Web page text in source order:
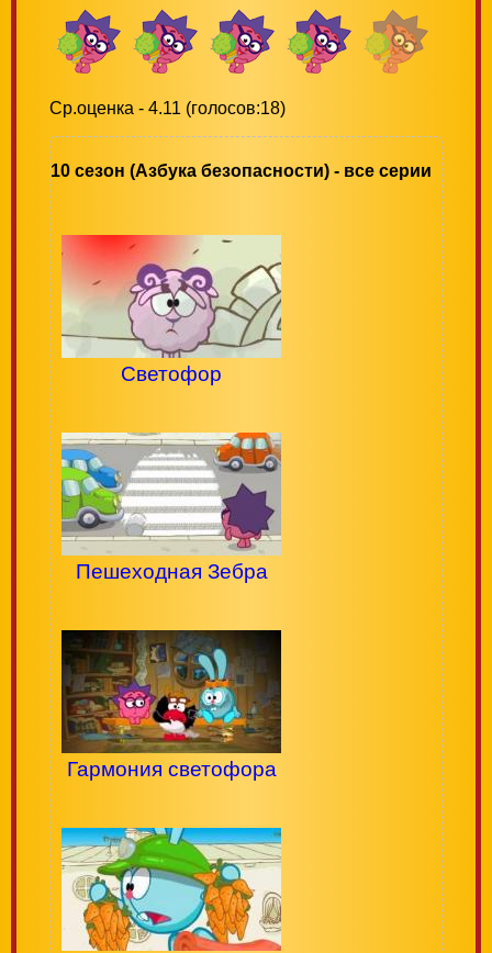
Ср.оценка - 4.11 (голосов:18)
10 сезон (Азбука безопасности) - все серии
Светофор
Пешеходная Зебра
Гармония светофора